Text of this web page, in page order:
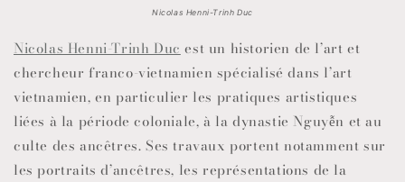
Nicolas Henni-Trinh Duc
Nicolas Henni-Trinh Duc est un historien de l’art et
chercheur franco-vietnamien spécialisé dans l’art
vietnamien, en particulier les pratiques artistiques
liées à la période coloniale, à la dynastie Nguyễn et au
culte des ancêtres. Ses travaux portent notamment sur
les portraits d’ancêtres, les représentations de la